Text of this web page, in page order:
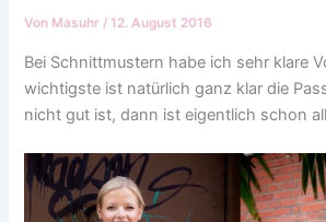
Von Masuhr /12. August 2016
Bei Schnittmustern habe ich sehr klare
wichtigste ist natürlich ganz klar die
nicht gut ist, dann ist eigentlich schon